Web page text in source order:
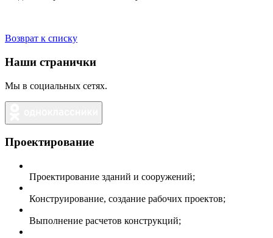
Возврат к списку
Наши странички
Мы в социальных сетях.
Проектирование
Проектирование зданий и сооружений;
Конструирование, создание рабочих проектов;
Выполнение расчетов конструкций;